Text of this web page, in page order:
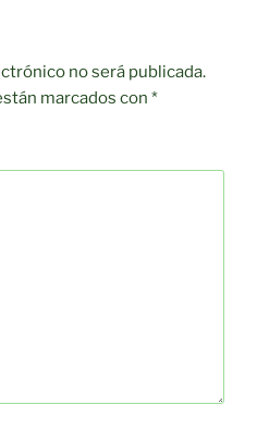
no será publicada.
marcados con *